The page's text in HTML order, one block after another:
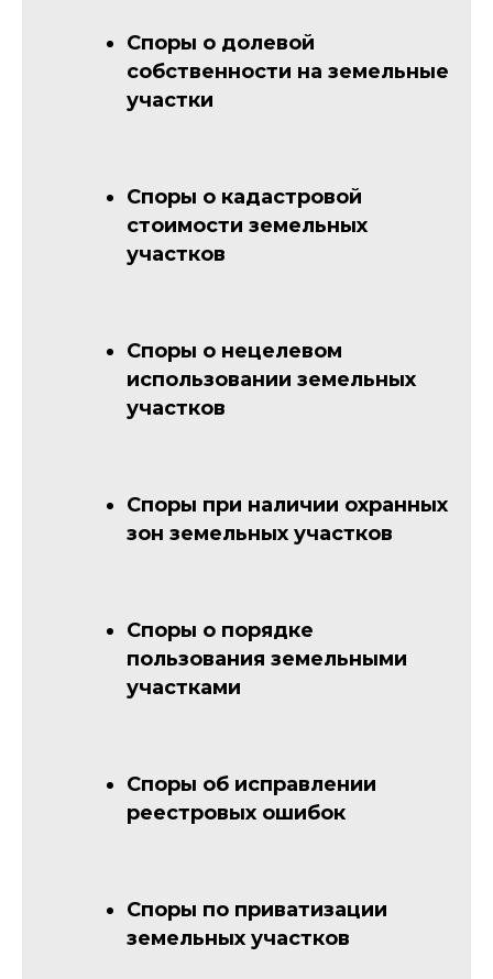
Споры о долевой
собственности на земельные
участки
Споры о кадастровой
стоимости земельных
участков
Споры о нецелевом
использовании земельных
участков
Споры при наличии охранных
зон земельных участков
Споры о порядке
пользования земельными
участками
Споры об исправлении
реестровых ошибок
Споры по приватизации
земельных участков